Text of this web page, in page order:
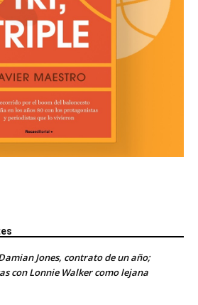
Jones, contrato de un año;
con Lonnie Walker como lejana